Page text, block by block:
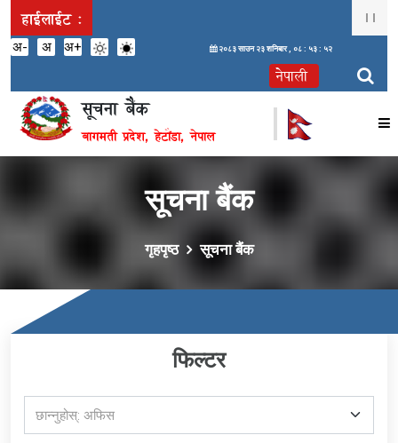
हाईलाईट :
अ- अ अ+ २०८३ साउन २३ शनिबार , ०८ : ५३ : ५२
सूचना बैंक
बागमती प्रदेश, हेटौंडा, नेपाल
सूचना बैंक
गृहपृष्ठ सूचना बैंक
फिल्टर